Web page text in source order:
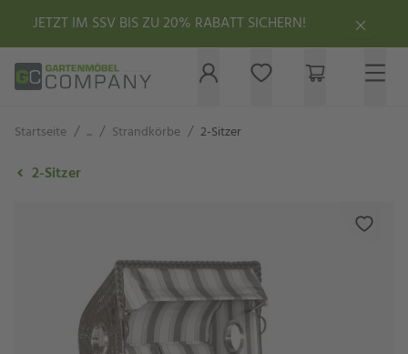
JETZT IM SSV BIS ZU 20% RABATT SICHERN!
Startseite / ... / Strandkörbe / 2-Sitzer
2-Sitzer